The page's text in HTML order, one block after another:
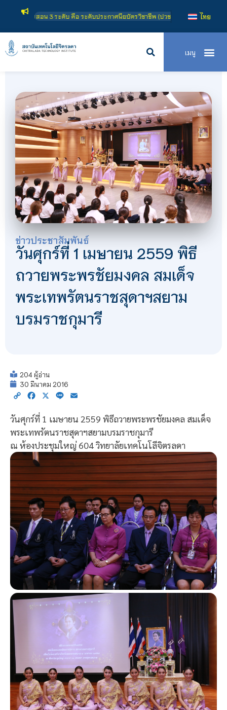
บประกาศนียบัตรวิชาชีพชั้นสูง (ปวส.) และ ระดับปริญญาตรี ไทย
ข่าวประชาสัมพันธ์
วันศุกร์ที่ 1 เมษายน 2559 พิธี
ถวายพระพรชัยมงคล สมเด็จ
พระเทพรัตนราชสุดาฯสยาม
บรมราชกุมารี
204 ผู้อ่าน
30 มีนาคม 2016
Copy Facebook
X Line
วันศุกร์ที่ 1 เมษายน 2559 พิธีถวายพระพรชัยมงคล สมเด็จ
พระเทพรัตนราชสุดาฯสยามบรมราชกุมารี
ณ ห้องประชุมใหญ่ 604 วิทยาลัยเทคโนโลีจิตรลดา